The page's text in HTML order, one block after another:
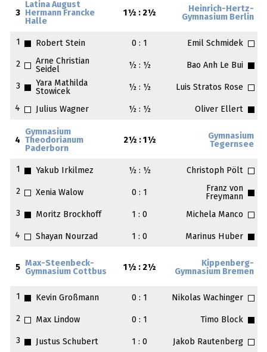
3
Latina August
Hermann Francke
Halle
1½ : 2½
Heinrich-Hertz-
Gymnasium Berlin
1 Robert Stein 0 : 1 Emil Schmidek
2
Arne Christian
Seidel
½ : ½ Bao Anh Le Bui
3
Yara Mathilda
Stowicek
½ : ½ Luis Stratos Rose
4 Julius Wagner ½ : ½ Oliver Ellert
4
Gymnasium
Theodorianum
Paderborn
2½ : 1½
Gymnasium
Tegernsee
1 Yakub Irkilmez ½ : ½ Christoph Pölt
2 Xenia Walow 0 : 1
Franz von
Freymann
3
Moritz Brockhoff 1 : 0 Michela Manco
4 Shayan Nourzad 1 : 0 Marinus Huber
5
Max-Steenbeck-
Gymnasium Cottbus
1½ : 2½
Kippenberg-
Gymnasium Bremen
1 Kevin Großmann 0 : 1 Nikolas Wachinger
2 Max Lindow 0 : 1 Timo Block
3 Justus Schubert 1 : 0 Jakob Rautenberg